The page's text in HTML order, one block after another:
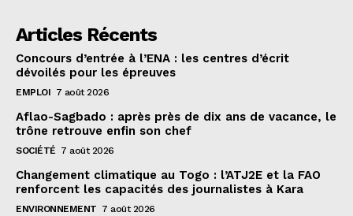
Articles Récents
Concours d’entrée à l’ENA : les centres d’écrit
dévoilés pour les épreuves
EMPLOI 7 août 2026
Aflao-Sagbado : après près de dix ans de vacance, le
trône retrouve enfin son chef
SOCIÉTÉ 7 août 2026
Changement climatique au Togo : l’ATJ2E et la FAO
renforcent les capacités des journalistes à Kara
ENVIRONNEMENT 7 août 2026